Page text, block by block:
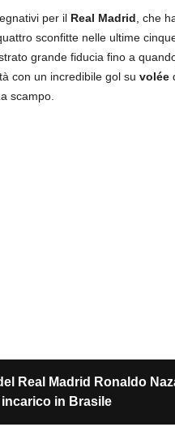
per il Real Madrid , che
sconfitte nelle ultime
grande fiducia fino a
con un incredibile gol su volée
scampo.
Real Madrid Ronaldo
in Brasile